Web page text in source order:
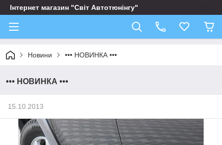
Інтернет магазин "Світ Автотюнінгу"
Новини ••• НОВИНКА •••
••• НОВИНКА •••
15.10.2013